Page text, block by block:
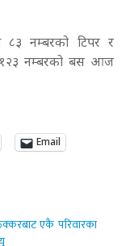
नम्बरको टिपर र
नम्बरको बस आज
Email
एकै परिवारका